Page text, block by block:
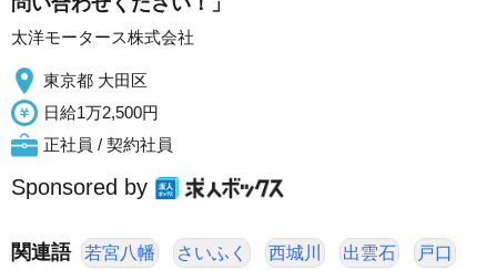
太洋モータース株式会社
東京都 大田区
日給1万2,500円
正社員 / 契約社員
Sponsored by
関連語 若宮八幡 さいふく 西城川 出雲石 戸口